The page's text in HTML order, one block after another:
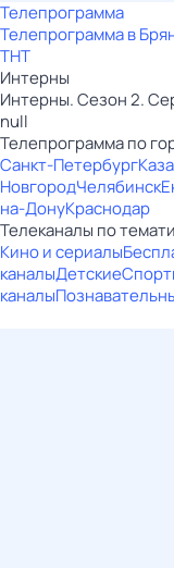
Телепрограмма
Телепрограмма в
ТНТ
Интерны
Интерны. Сезон 2.
null
Телепрограмма по
Санкт-Петербург
НовгородЧелябинск
на-ДонуКраснодар
Телеканалы по
Кино и сериалы
каналыДетские
каналы